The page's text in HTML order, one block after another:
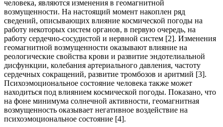
человека, являются изменения в геомагнитной
возмущенности. На настоящий момент накоплен ряд
сведений, описывающих влияние космической погоды на
работу некоторых систем органов, в первую очередь, на
работу сердечно-сосудистой и нервной систем [2]. Изменения
геомагнитной возмущенности оказывают влияние на
реологические свойства крови и развитие эндотелиальной
дисфункции, колебания артериального давления, частоту
сердечных сокращений, развитие тромбозов и аритмий [3].
Психоэмоциональное состояние человека также может
находиться под влиянием космической погоды. Показано, что
на фоне минимума солнечной активности, геомагнитная
возмущенность оказывает негативное воздействие на
психоэмоциональное состояние [4].